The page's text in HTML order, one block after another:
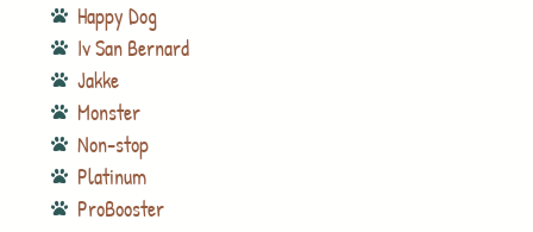
Happy Dog
Iv San Bernard
Jakke
Monster
Non-stop
Platinum
ProBooster